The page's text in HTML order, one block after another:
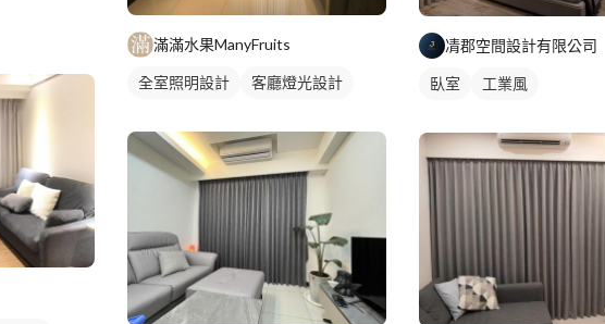
滿滿水果ManyFruits
全室照明設計 客廳燈光設計
凊郡空間設計有限公司
臥室 工業風